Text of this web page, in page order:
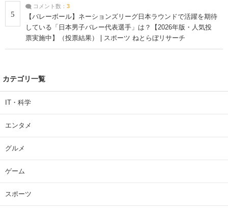
5
コメント数： 3
【バレーボール】ネーションズリーグ日本ラウンドで活躍を期待
している「日本男子バレー代表選手」は？【2026年版・人気投
票実施中】（投票結果） | スポーツ ねとらぼリサーチ
カテゴリ一覧
IT・科学
エンタメ
グルメ
ゲーム
スポーツ